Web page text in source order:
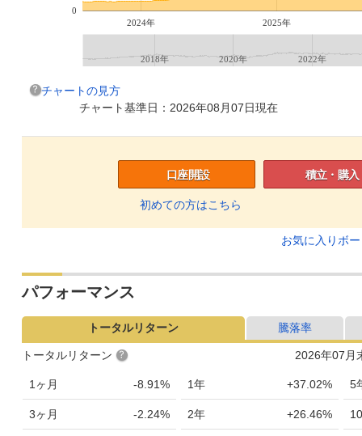
2024年 2025年
0
2018年 2020年 2022年
チャートの見方
チャート基準日：2026年08月07日現在
口座開設
初めての方はこちら
積立・購入
お気に入りボ
パフォーマンス
トータルリターン 騰落率
2026年07月
トータルリターン
1ヶ月 -8.91%
3ヶ月 -2.24%
1年 +37.02%
2年 +26.46%
5